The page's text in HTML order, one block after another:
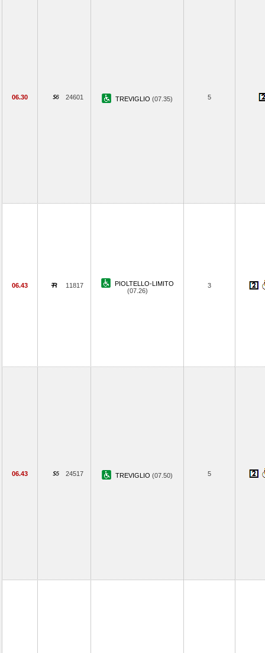
06.30 24601 TREVIGLIO (07.35) 5
06.43 11817
PIOLTELLO-LIMITO
(07.26)
3
06.43 24517 TREVIGLIO (07.50) 5